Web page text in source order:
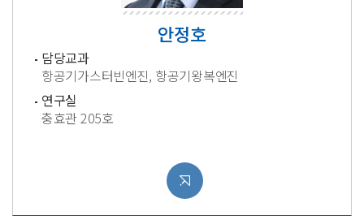
안정호
담당교과
항공기가스터빈엔진, 항공기왕복엔진
연구실
충효관 205호